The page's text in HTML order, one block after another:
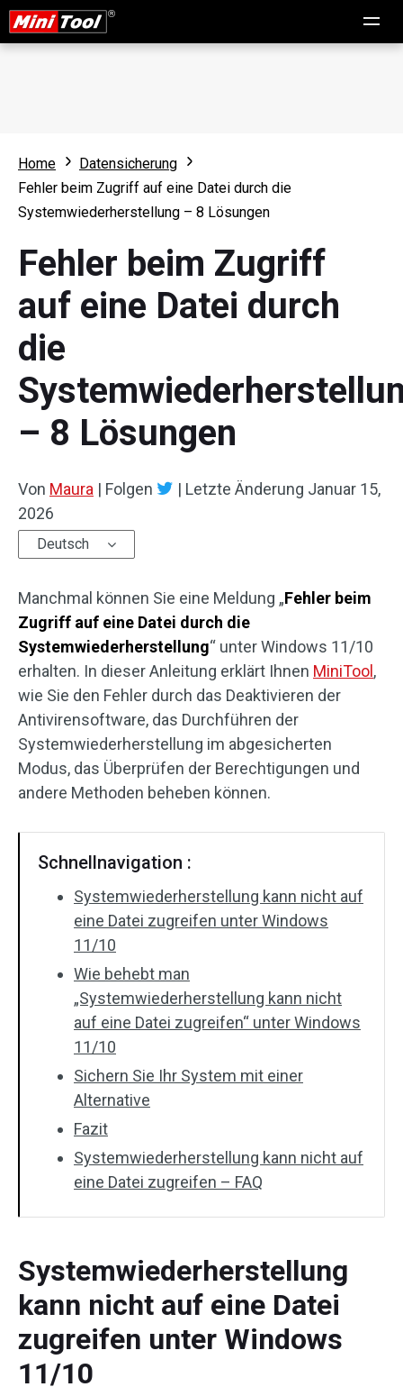
Home
Datensicherung
Fehler beim Zugriff auf eine Datei durch die
Systemwiederherstellung – 8 Lösungen
Fehler beim Zugriff
auf eine Datei durch
die
– 8 Lösungen
Von Maura | Folgen | Letzte Änderung Januar 15,
2026
Deutsch
Manchmal können Sie eine Meldung „Fehler beim
Zugriff auf eine Datei durch die
Systemwiederherstellung“ unter Windows 11/10
erhalten. In dieser Anleitung erklärt Ihnen MiniTool ,
wie Sie den Fehler durch das Deaktivieren der
Antivirensoftware, das Durchführen der
Systemwiederherstellung im abgesicherten
Modus, das Überprüfen der Berechtigungen und
andere Methoden beheben können.
Schnellnavigation :
Systemwiederherstellung kann nicht auf
eine Datei zugreifen unter Windows
11/10
Wie behebt man
„Systemwiederherstellung kann nicht
auf eine Datei zugreifen“ unter Windows
11/10
Sichern Sie Ihr System mit einer
Alternative
Fazit
Systemwiederherstellung kann nicht auf
eine Datei zugreifen – FAQ
Systemwiederherstellung
kann nicht auf eine Datei
zugreifen unter Windows
11/10